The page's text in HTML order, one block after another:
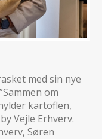
med sin nye
om
kartoflen,
Vejle Erhverv.
Søren